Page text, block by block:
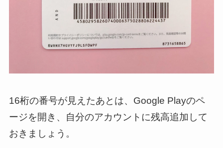
16桁の番号が見えたあとは、Google Playのペ
ージを開き、自分のアカウントに残高追加して
おきましょう。